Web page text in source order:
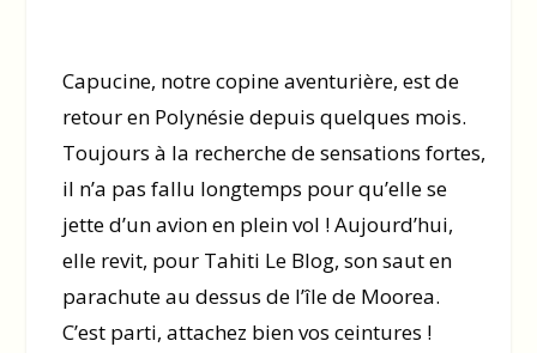
Capucine, notre copine aventurière, est de
retour en Polynésie depuis quelques mois.
Toujours à la recherche de sensations fortes,
il n’a pas fallu longtemps pour qu’elle se
jette d’un avion en plein vol ! Aujourd’hui,
elle revit, pour Tahiti Le Blog, son saut en
parachute au dessus de l’île de Moorea.
C’est parti, attachez bien vos ceintures !